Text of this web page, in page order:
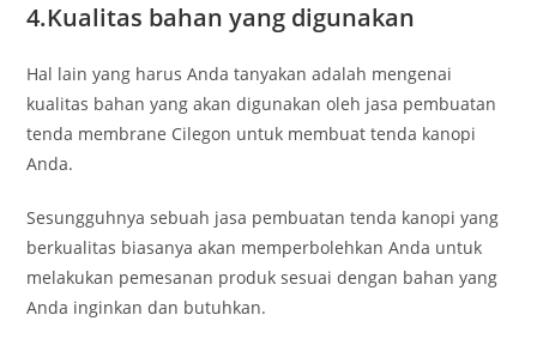
4.Kualitas bahan yang digunakan
Hal lain yang harus Anda tanyakan adalah mengenai
kualitas bahan yang akan digunakan oleh jasa pembuatan
tenda membrane Cilegon untuk membuat tenda kanopi
Anda.
Sesungguhnya sebuah jasa pembuatan tenda kanopi yang
berkualitas biasanya akan memperbolehkan Anda untuk
melakukan pemesanan produk sesuai dengan bahan yang
Anda inginkan dan butuhkan.